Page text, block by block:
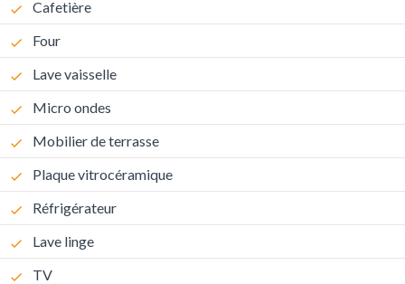
Cafetière
Four
Lave vaisselle
Micro ondes
Mobilier de terrasse
Plaque vitrocéramique
Réfrigérateur
Lave linge
TV